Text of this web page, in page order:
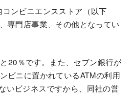
ンビニエンスストア（以下
専門店事業、その他となってい
20％です。また、セブン銀行が
ビニに置かれているATMの利用
いビジネスですから、同社の営